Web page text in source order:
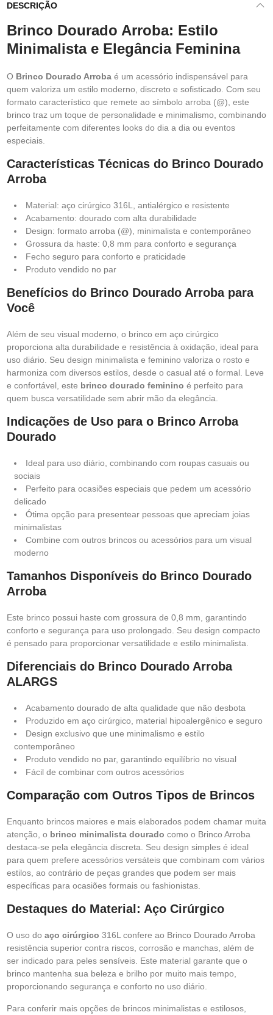
DESCRIÇÃO
Brinco Dourado Arroba: Estilo
Minimalista e Elegância Feminina
O Brinco Dourado Arroba é um acessório indispensável para
quem valoriza um estilo moderno, discreto e sofisticado. Com seu
formato característico que remete ao símbolo arroba (@), este
brinco traz um toque de personalidade e minimalismo, combinando
perfeitamente com diferentes looks do dia a dia ou eventos
especiais.
Características Técnicas do Brinco Dourado
Arroba
Material: aço cirúrgico 316L, antialérgico e resistente
Acabamento: dourado com alta durabilidade
Design: formato arroba (@), minimalista e contemporâneo
Grossura da haste: 0,8 mm para conforto e segurança
Fecho seguro para conforto e praticidade
Produto vendido no par
Benefícios do Brinco Dourado Arroba para
Você
Além de seu visual moderno, o brinco em aço cirúrgico
proporciona alta durabilidade e resistência à oxidação, ideal para
uso diário. Seu design minimalista e feminino valoriza o rosto e
harmoniza com diversos estilos, desde o casual até o formal. Leve
e confortável, este brinco dourado feminino é perfeito para
quem busca versatilidade sem abrir mão da elegância.
Indicações de Uso para o Brinco Arroba
Dourado
Ideal para uso diário, combinando com roupas casuais ou
sociais
Perfeito para ocasiões especiais que pedem um acessório
delicado
Ótima opção para presentear pessoas que apreciam joias
minimalistas
Combine com outros brincos ou acessórios para um visual
moderno
Tamanhos Disponíveis do Brinco Dourado
Arroba
Este brinco possui haste com grossura de 0,8 mm, garantindo
conforto e segurança para uso prolongado. Seu design compacto
é pensado para proporcionar versatilidade e estilo minimalista.
Diferenciais do Brinco Dourado Arroba
ALARGS
Acabamento dourado de alta qualidade que não desbota
Produzido em aço cirúrgico, material hipoalergênico e seguro
Design exclusivo que une minimalismo e estilo
contemporâneo
Produto vendido no par, garantindo equilíbrio no visual
Fácil de combinar com outros acessórios
Comparação com Outros Tipos de Brincos
Enquanto brincos maiores e mais elaborados podem chamar muita
atenção, o brinco minimalista dourado como o Brinco Arroba
destaca-se pela elegância discreta. Seu design simples é ideal
para quem prefere acessórios versáteis que combinam com vários
estilos, ao contrário de peças grandes que podem ser mais
específicas para ocasiões formais ou fashionistas.
Destaques do Material: Aço Cirúrgico
O uso do aço cirúrgico 316L confere ao Brinco Dourado Arroba
resistência superior contra riscos, corrosão e manchas, além de
ser indicado para peles sensíveis. Este material garante que o
brinco mantenha sua beleza e brilho por muito mais tempo,
proporcionando segurança e conforto no uso diário.
Para conferir mais opções de brincos minimalistas e estilosos,